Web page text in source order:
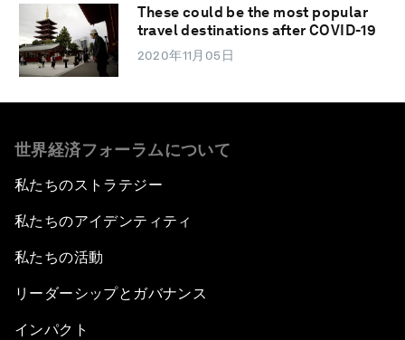
These could be the most popular
travel destinations after COVID-19
2020年11月05日
世界経済フォーラムについて
私たちのストラテジー
私たちのアイデンティティ
私たちの活動
リーダーシップとガバナンス
インパクト